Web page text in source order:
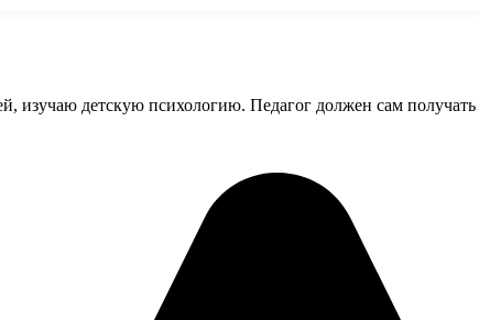
изучаю детскую психологию. Педагог должен сам